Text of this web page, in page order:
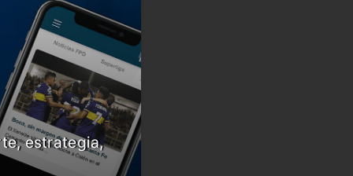
estrategia,